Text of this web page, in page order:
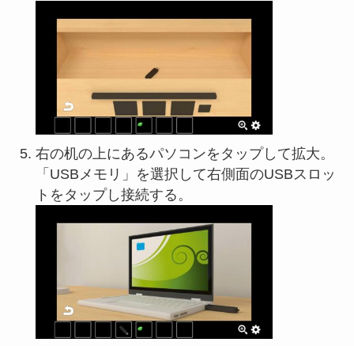
右の机の上にあるパソコンをタップして拡大。
「USBメモリ」を選択して右側面のUSBスロッ
トをタップし接続する。